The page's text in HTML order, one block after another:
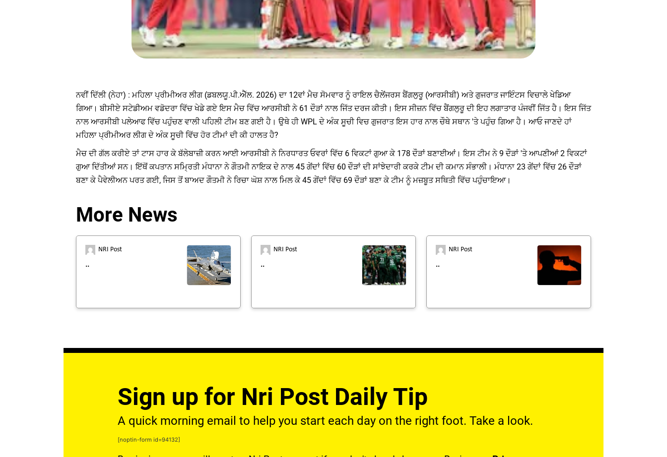
ਨਵੀਂ ਦਿੱਲੀ (ਨੇਹਾ) : ਮਹਿਲਾ ਪ੍ਰੀਮੀਅਰ ਲੀਗ (ਡਬਲਯੂ.ਪੀ.ਐੱਲ. 2026) ਦਾ 12ਵਾਂ ਮੈਚ ਸੋਮਵਾਰ ਨੂੰ ਰਾਇਲ ਚੈਲੇਂਜਰਸ ਬੈਂਗਲੁਰੂ (ਆਰਸੀਬੀ) ਅਤੇ ਗੁਜਰਾਤ ਜਾਇੰਟਸ ਵਿਚਾਲੇ ਖੇਡਿਆ
ਗਿਆ। ਬੀਸੀਏ ਸਟੇਡੀਅਮ ਵਡੋਦਰਾ ਵਿੱਚ ਖੇਡੇ ਗਏ ਇਸ ਮੈਚ ਵਿੱਚ ਆਰਸੀਬੀ ਨੇ 61 ਦੌੜਾਂ ਨਾਲ ਜਿੱਤ ਦਰਜ ਕੀਤੀ। ਇਸ ਸੀਜ਼ਨ ਵਿੱਚ ਬੈਂਗਲੁਰੂ ਦੀ ਇਹ ਲਗਾਤਾਰ ਪੰਜਵੀਂ ਜਿੱਤ ਹੈ। ਇਸ ਜਿੱਤ
ਨਾਲ ਆਰਸੀਬੀ ਪਲੇਆਫ ਵਿੱਚ ਪਹੁੰਚਣ ਵਾਲੀ ਪਹਿਲੀ ਟੀਮ ਬਣ ਗਈ ਹੈ। ਉਥੇ ਹੀ WPL ਦੇ ਅੰਕ ਸੂਚੀ ਵਿਚ ਗੁਜਰਾਤ ਇਸ ਹਾਰ ਨਾਲ ਚੌਥੇ ਸਥਾਨ 'ਤੇ ਪਹੁੰਚ ਗਿਆ ਹੈ। ਆਓ ਜਾਣਦੇ ਹਾਂ
ਮਹਿਲਾ ਪ੍ਰੀਮੀਅਰ ਲੀਗ ਦੇ ਅੰਕ ਸੂਚੀ ਵਿੱਚ ਹੋਰ ਟੀਮਾਂ ਦੀ ਕੀ ਹਾਲਤ ਹੈ?
ਮੈਚ ਦੀ ਗੱਲ ਕਰੀਏ ਤਾਂ ਟਾਸ ਹਾਰ ਕੇ ਬੱਲੇਬਾਜ਼ੀ ਕਰਨ ਆਈ ਆਰਸੀਬੀ ਨੇ ਨਿਰਧਾਰਤ ਓਵਰਾਂ ਵਿੱਚ 6 ਵਿਕਟਾਂ ਗੁਆ ਕੇ 178 ਦੌੜਾਂ ਬਣਾਈਆਂ। ਇਸ ਟੀਮ ਨੇ 9 ਦੌੜਾਂ 'ਤੇ ਆਪਣੀਆਂ 2 ਵਿਕਟਾਂ
ਗੁਆ ਦਿੱਤੀਆਂ ਸਨ। ਇੱਥੋਂ ਕਪਤਾਨ ਸਮ੍ਰਿਤੀ ਮੰਧਾਨਾ ਨੇ ਗੌਤਮੀ ਨਾਇਕ ਦੇ ਨਾਲ 45 ਗੇਂਦਾਂ ਵਿੱਚ 60 ਦੌੜਾਂ ਦੀ ਸਾਂਝੇਦਾਰੀ ਕਰਕੇ ਟੀਮ ਦੀ ਕਮਾਨ ਸੰਭਾਲੀ। ਮੰਧਾਨਾ 23 ਗੇਂਦਾਂ ਵਿੱਚ 26 ਦੌੜਾਂ
ਬਣਾ ਕੇ ਪੈਵੇਲੀਅਨ ਪਰਤ ਗਈ, ਜਿਸ ਤੋਂ ਬਾਅਦ ਗੌਤਮੀ ਨੇ ਰਿਚਾ ਘੋਸ਼ ਨਾਲ ਮਿਲ ਕੇ 45 ਗੇਂਦਾਂ ਵਿੱਚ 69 ਦੌੜਾਂ ਬਣਾ ਕੇ ਟੀਮ ਨੂੰ ਮਜ਼ਬੂਤ ​​ਸਥਿਤੀ ਵਿੱਚ ਪਹੁੰਚਾਇਆ।
More News
NRI Post
..
NRI Post
..
NRI Post
..
Sign up for Nri Post Daily Tip
A quick morning email to help you start each day on the right foot. Take a look.
[noptin-form id=94132]